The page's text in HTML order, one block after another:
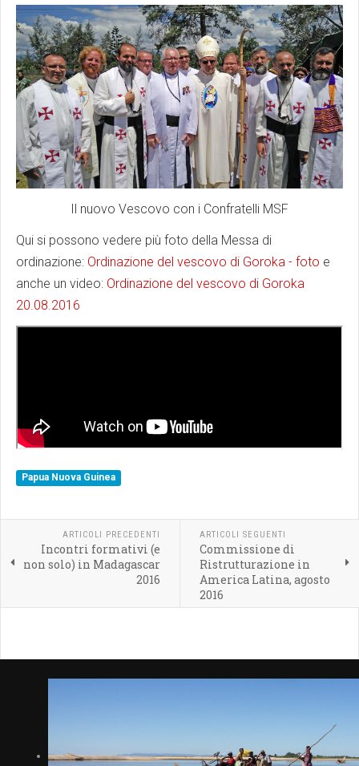
Il nuovo Vescovo con i Confratelli MSF
Qui si possono vedere più foto della Messa di
ordinazione: Ordinazione del vescovo di Goroka - foto e
anche un video: Ordinazione del vescovo di Goroka
20.08.2016
Papua Nuova Guinea
ARTICOLI PRECEDENTI
Incontri formativi (e
non solo) in Madagascar
2016
ARTICOLI SEGUENTI
Commissione di
Ristrutturazione in
America Latina, agosto
2016